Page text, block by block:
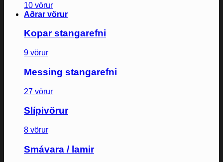
10 vörur
Aðrar vörur
Kopar stangarefni
9 vörur
Messing stangarefni
27 vörur
Slípivörur
8 vörur
Smávara / lamir